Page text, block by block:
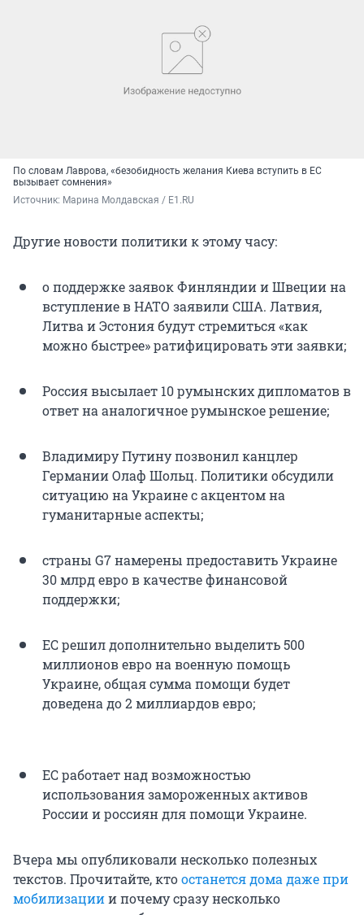
По словам Лаврова, «безобидность желания Киева вступить в ЕС
вызывает сомнения»
Источник: Марина Молдавская / E1.RU
Другие новости политики к этому часу:
о поддержке заявок Финляндии и Швеции на
вступление в НАТО заявили США. Латвия,
Литва и Эстония будут стремиться «как
можно быстрее» ратифицировать эти заявки;
Россия высылает 10 румынских дипломатов в
ответ на аналогичное румынское решение;
Владимиру Путину позвонил канцлер
Германии Олаф Шольц. Политики обсудили
ситуацию на Украине с акцентом на
гуманитарные аспекты;
страны G7 намерены предоставить Украине
30 млрд евро в качестве финансовой
поддержки;
ЕС решил дополнительно выделить 500
миллионов евро на военную помощь
Украине, общая сумма помощи будет
доведена до 2 миллиардов евро;
ЕС работает над возможностью
использования замороженных активов
России и россиян для помощи Украине.
Вчера мы опубликовали несколько полезных
текстов. Прочитайте, ктоостанется дома даже при
мобилизациии почему сразу несколько